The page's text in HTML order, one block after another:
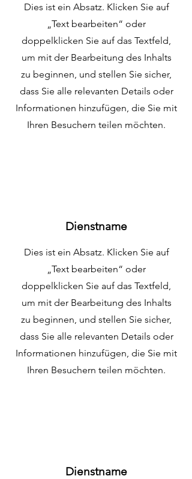
Dies ist ein Absatz. Klicken Sie auf
„Text bearbeiten“ oder
doppelklicken Sie auf das Textfeld,
um mit der Bearbeitung des Inhalts
zu beginnen, und stellen Sie sicher,
dass Sie alle relevanten Details oder
Informationen hinzufügen, die Sie mit
Ihren Besuchern teilen möchten.
Dienstname
Dies ist ein Absatz. Klicken Sie auf
„Text bearbeiten“ oder
doppelklicken Sie auf das Textfeld,
um mit der Bearbeitung des Inhalts
zu beginnen, und stellen Sie sicher,
dass Sie alle relevanten Details oder
Informationen hinzufügen, die Sie mit
Ihren Besuchern teilen möchten.
Dienstname